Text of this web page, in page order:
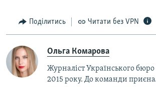
Поділитись Читати без VPN
Ольга Комарова
Журналіст Українського бюро
2015 року. До команди